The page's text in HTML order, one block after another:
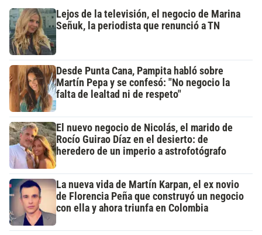
Lejos de la televisión, el negocio de Marina
Señuk, la periodista que renunció a TN
Desde Punta Cana, Pampita habló sobre
Martín Pepa y se confesó: "No negocio la
falta de lealtad ni de respeto"
El nuevo negocio de Nicolás, el marido de
Rocío Guirao Díaz en el desierto: de
heredero de un imperio a astrofotógrafo
La nueva vida de Martín Karpan, el ex novio
de Florencia Peña que construyó un negocio
con ella y ahora triunfa en Colombia